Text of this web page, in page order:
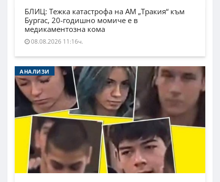
БЛИЦ: Тежка катастрофа на АМ „Тракия“ към
Бургас, 20-годишно момиче е в
медикаментозна кома
08.08.2026 11:16ч.
АНАЛИЗИ